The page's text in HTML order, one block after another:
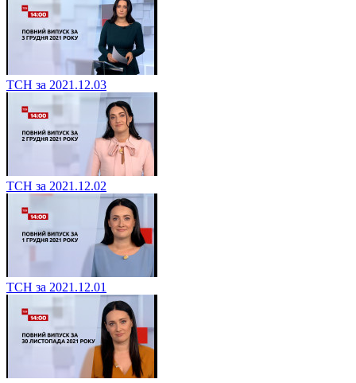
ТСН за 2021.12.03
ТСН за 2021.12.02
ТСН за 2021.12.01